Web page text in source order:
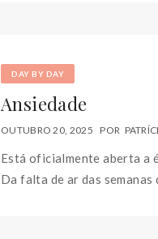
DAY BY DAY
Ansiedade
OUTUBRO 20, 2025 POR
Está oficialmente aberta a
Da falta de ar das semanas